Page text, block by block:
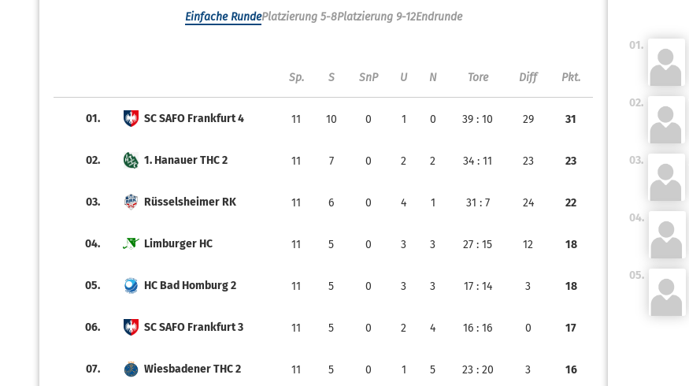
Einfache RundePlatzierung 5-8Platzierung 9-12Endrunde
Sp. S SnP U N Tore Diff Pkt.
01. SC SAFO Frankfurt 4 11 10 0 1 0 39 : 10 29 31
02. 1. Hanauer THC 2 11 7 0 2 2 34 : 11 23 23
03. Rüsselsheimer RK 11 6 0 4 1 31 : 7 24 22
04. Limburger HC 11 5 0 3 3 27 : 15 12 18
05. HC Bad Homburg 2 11 5 0 3 3 17: 14 3 18
06. SC SAFO Frankfurt 3 11 5 0 2 4 16 : 16 0 17
07. Wiesbadener THC 2 11 5 0 1 5 23: 20 3 16
01.
02.
03.
04.
05.